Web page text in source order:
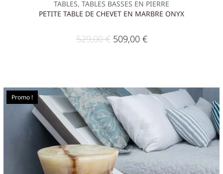
TABLES, TABLES BASSES EN PIERRE
PETITE TABLE DE CHEVET EN MARBRE ONYX
529,00€ 509,00 €
Promo !